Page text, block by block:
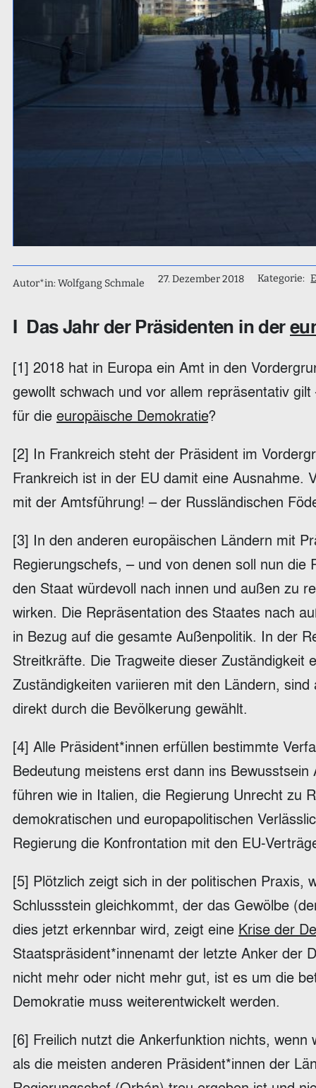
Autor*in: Wolfgang Schmale 27. Dezember 2018 Kategorie:
I Das Jahr der Präsidenten in der
[1] 2018 hat in Europa ein Amt in den
gewollt schwach und vor allem repräsentativ
für die europäische Demokratie?
[2] In Frankreich steht der Präsident im
Frankreich ist in der EU damit eine Ausnahme.
mit der Amtsführung! – der Russländischen
[3] In den anderen europäischen Ländern mit
Regierungschefs, – und von denen soll nun
den Staat würdevoll nach innen und außen zu
wirken. Die Repräsentation des Staates nach
in Bezug auf die gesamte Außenpolitik. In der
Streitkräfte. Die Tragweite dieser
Zuständigkeiten variieren mit den Ländern,
direkt durch die Bevölkerung gewählt.
[4] Alle Präsident*innen erfüllen bestimmte
Bedeutung meistens erst dann ins
führen wie in Italien, die Regierung Unrecht zu
demokratischen und europapolitischen
Regierung die Konfrontation mit den EU-
[5] Plötzlich zeigt sich in der politischen Praxis,
Schlussstein gleichkommt, der das Gewölbe
dies jetzt erkennbar wird, zeigt eine Krise der
Staatspräsident*innenamt der letzte Anker der
nicht mehr oder nicht mehr gut, ist es um die
Demokratie muss weiterentwickelt werden.
[6] Freilich nutzt die Ankerfunktion nichts,
als die meisten anderen Präsident*innen der